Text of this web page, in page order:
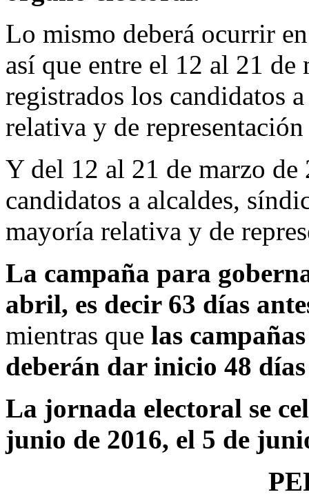
Lo mismo deberá ocurrir
así que entre el 12 al 21 de
registrados los candidatos
relativa y de
Y del 12 al 21 de marzo de
candidatos a alcaldes,
mayoría relativa y de
La campaña para
abril, es decir 63 días
mientras que las
deberán dar inicio 48
La jornada electoral se
junio de 2016, el 5 de